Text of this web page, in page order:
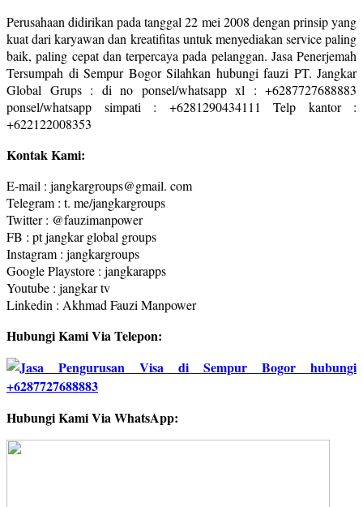
Perusahaan didirikan pada tanggal 22 mei 2008 dengan prinsip yang
kuat dari karyawan dan kreatifitas untuk menyediakan service paling
baik, paling cepat dan terpercaya pada pelanggan. Jasa Penerjemah
Tersumpah di Sempur Bogor Silahkan hubungi fauzi PT. Jangkar
Global Grups : di no ponsel/whatsapp xl : +6287727688883
ponsel/whatsapp simpati : +6281290434111 Telp kantor :
+622122008353
Kontak Kami:
E-mail : jangkargroups@gmail. com
Telegram : t. me/jangkargroups
Twitter : @fauzimanpower
FB : pt jangkar global groups
Instagram : jangkargroups
Google Playstore : jangkarapps
Youtube : jangkar tv
Linkedin : Akhmad Fauzi Manpower
Hubungi Kami Via Telepon:
Hubungi Kami Via WhatsApp: